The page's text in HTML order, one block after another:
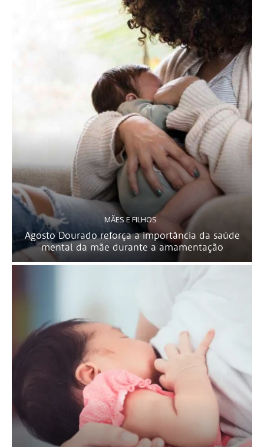
MÃES E FILHOS
Agosto Dourado reforça a importância da saúde
mental da mãe durante a amamentação